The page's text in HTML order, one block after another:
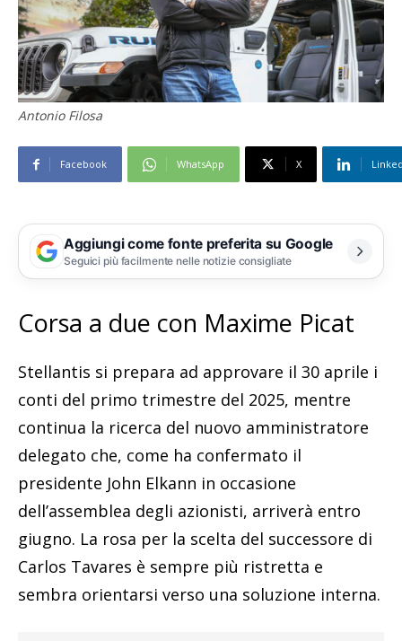
Antonio Filosa
Facebook WhatsApp X
Aggiungi come fonte preferita su Google
Seguici più facilmente nelle notizie consigliate
Corsa a due con Maxime Picat
Stellantis si prepara ad approvare il 30 aprile i
conti del primo trimestre del 2025, mentre
continua la ricerca del nuovo amministratore
delegato che, come ha confermato il
presidente John Elkann in occasione
dell’assemblea degli azionisti, arriverà entro
giugno. La rosa per la scelta del successore di
Carlos Tavares è sempre più ristretta e
sembra orientarsi verso una soluzione interna.